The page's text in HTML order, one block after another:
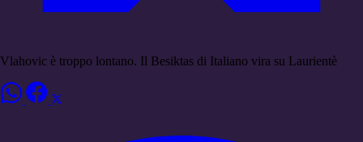
Vlahovic è troppo lontano. Il Besiktas di Italiano vira su Laurientè